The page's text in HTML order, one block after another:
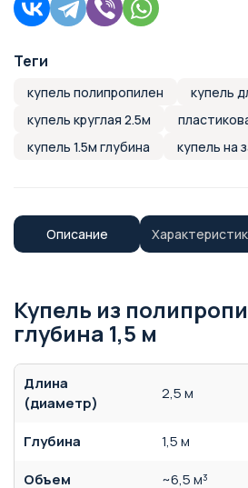
Теги
купель полипропилен
купель
купель круглая 2.5м
купель 1.5м глубина
купель на
Описание
Купель из
глубина 1,5 м
Длина
(диаметр)
2,5 м
Глубина
1,5 м
Объем
~6,5 м³